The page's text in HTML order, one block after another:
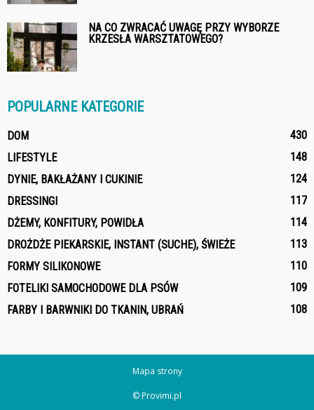
NA CO ZWRACAĆ UWAGĘ PRZY WYBORZE
KRZESŁA WARSZTATOWEGO?
POPULARNE KATEGORIE
DOM
430
LIFESTYLE
148
DYNIE, BAKŁAŻANY I CUKINIE
124
DRESSINGI
117
DŻEMY, KONFITURY, POWIDŁA
114
DROŻDŻE PIEKARSKIE, INSTANT (SUCHE), ŚWIEŻE
113
FORMY SILIKONOWE
110
FOTELIKI SAMOCHODOWE DLA PSÓW
109
FARBY I BARWNIKI DO TKANIN, UBRAŃ
108
Mapa strony
© Provimi.pl